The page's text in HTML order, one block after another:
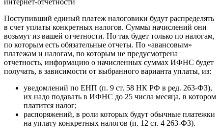
интернет-отчетности
Поступивший единый платеж налоговики будут распределять
в счет уплаты конкретных налогов. Суммы начислений они
возьмут из вашей отчетности. Но так будет только по налогам,
по которым есть обязательные отчеты. По «авансовым»
платежам и налогам, по которым не предусмотрена
отчетность, информацию о начисленных суммах ИФНС будет
получать, в зависимости от выбранного варианта уплаты, из:
уведомлений по ЕНП (п. 9 ст. 58 НК РФ в ред. 263-ФЗ),
их надо подавать в ИФНС до 25 числа месяца, в котором
платится налог;
распоряжений, в роли которых будут обычные платежки
на уплату конкретных налогов (п. 12 ст. 4 263-ФЗ).